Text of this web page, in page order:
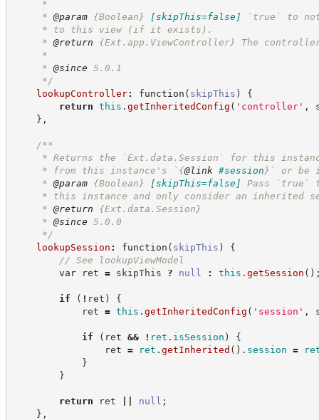
*
* @param {Boolean} [skipThis=false]
`true` to
* to this view (if it exists).
* @return {Ext.app.ViewController}
The
*
* @since 5.0.1
*/
lookupController: function ( skipThis )
{
return this . getInheritedConfig ( ' controller' ,
} ,
/**
* Returns the `Ext.data.Session` for this instance.
* from this instance's ` {@link #session } ` or be
* @param {Boolean} [skipThis=false]
Pass `true`
* this instance and only consider an inherited
* @return
{Ext.data.Session}
* @since 5.0.0
*/
lookupSession : function ( skipThis )
{
// See lookupViewModel
var ret = skipThis ? null : this . getSession ( )
if ( ! ret )
{
ret = this . getInheritedConfig ( ' session ' ,
if ( ret && ! ret . isSession )
{
ret = ret . getInherited ( ) . session =
}
}
return ret null ;
} ,